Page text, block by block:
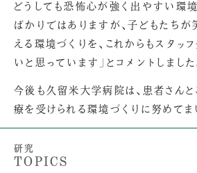
どうしても恐怖心が強く出やすい環境
ばかりではありますが、子どもたち
える環境づくりを、これからもスタッ
いと思っています」とコメントしました
今後も久留米大学病院は、患者さん
療を受けられる環境づくりに努めてま
研究
TOPICS